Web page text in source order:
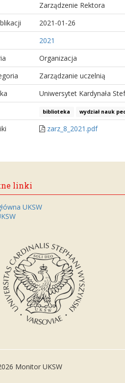
Zarządzenie Rektora
2021-01-26
2021
Organizacja
Zarządzanie uczelnią
Uniwersytet Kardynała
biblioteka wydział nauk
zarz_8_2021.pdf
linki
UKSW
Monitor UKSW